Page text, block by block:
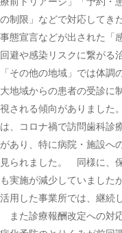
の制限」などで対応してき
態宣言などが出された「
避や感染リスクに繋がる
その他の地域」では体調
地域からの患者の受診に
される傾向がありまし
、コロナ禍で訪問歯科診
あり、特に病院・施設へ
られました。 同様に、
実施が減少していました
用した事業所では、継続
また診療報酬改定への対